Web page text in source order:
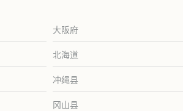
大阪府
北海道
冲绳县
冈山县